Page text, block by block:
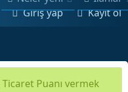
Giriş yap Kayıt ol
Ticaret Puanı vermek